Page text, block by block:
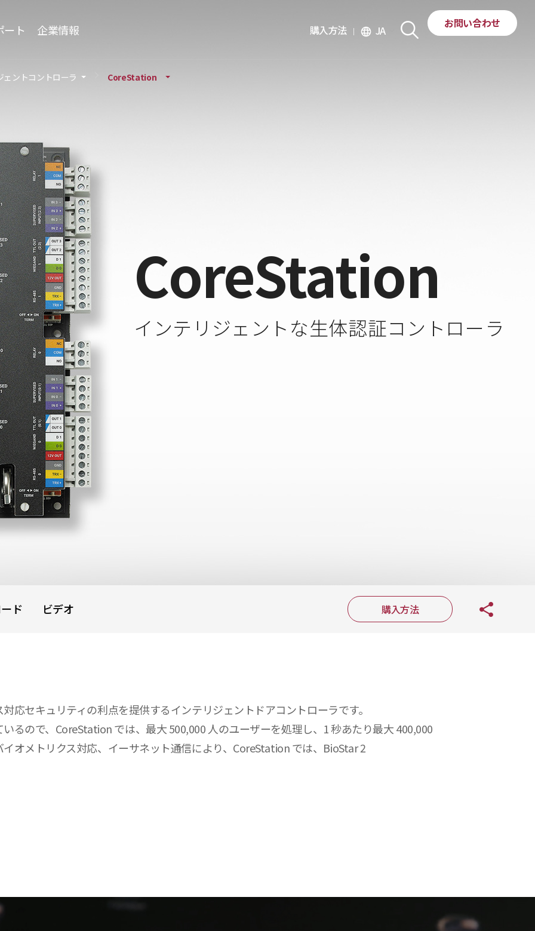
ート 企業情報 購入方法 language JA
お問い合わせ
CoreStation
インテリジェントな生体認証コントローラ
ェントコントローラ CoreStation
ド ビデオ 購入方法
応セキュリティの利点を提供するインテリジェントドアコントローラです。
るので、CoreStation では、最大 500,000 人のユーザーを処理し、1 秒あたり最大 400,000
オメトリクス対応、イーサネット通信により、CoreStation では、BioStar 2